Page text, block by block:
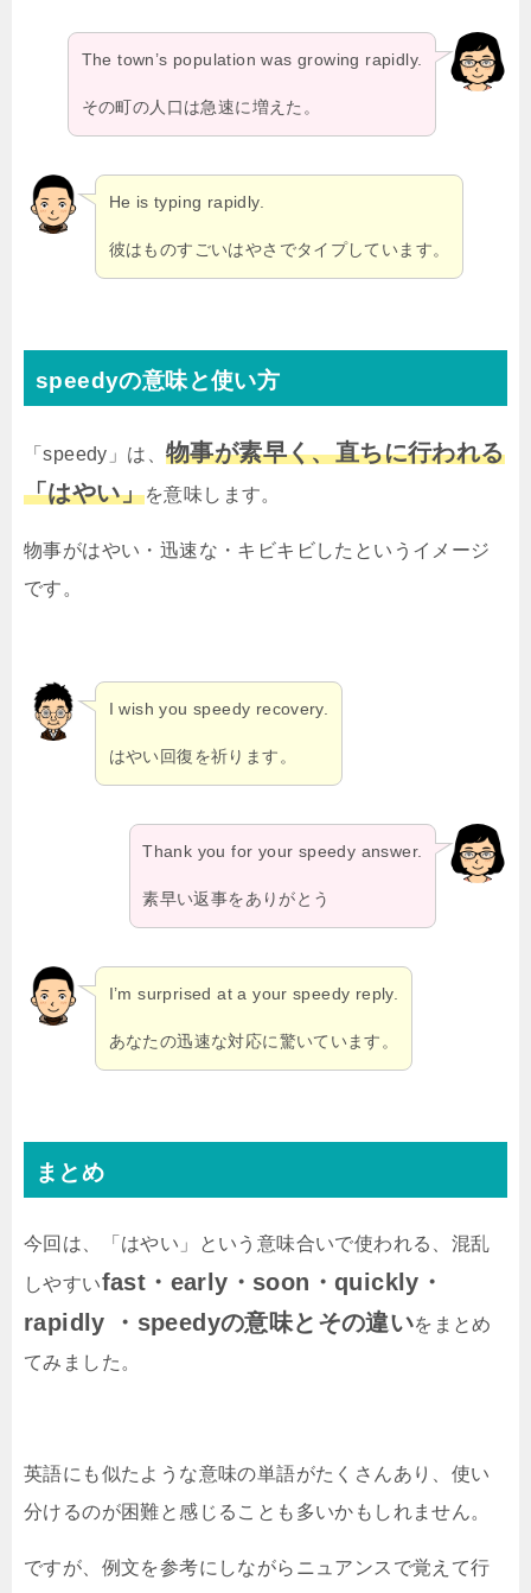
The town’s population was growing rapidly.
その町の人口は急速に増えた。
He is typing rapidly.
彼はものすごいはやさでタイプしています。
speedyの意味と使い方
「speedy」は、 物事が素早く、直ちに行われる
「はやい」を意味します。
物事がはやい・迅速な・キビキビしたというイメージ
です。
I wish you speedy recovery.
はやい回復を祈ります。
Thank you for your speedy answer.
素早い返事をありがとう
I’m surprised at a your speedy reply.
あなたの迅速な対応に驚いています。
まとめ
今回は、「はやい」という意味合いで使われる、混乱
しやすいfast・early・soon・quickly・
rapidly ・speedyの意味とその違いをまとめ
てみました。
英語にも似たような意味の単語がたくさんあり、使い
分けるのが困難と感じることも多いかもしれません。
ですが、例文を参考にしながらニュアンスで覚えて行